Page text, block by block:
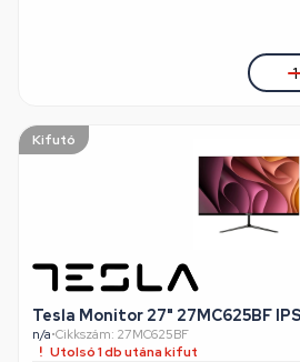
Kifutó
Tesla Monitor 27" 27MC625BF
n/a•Cikkszám: 27MC625BF
Utolsó 1 db utána kifut